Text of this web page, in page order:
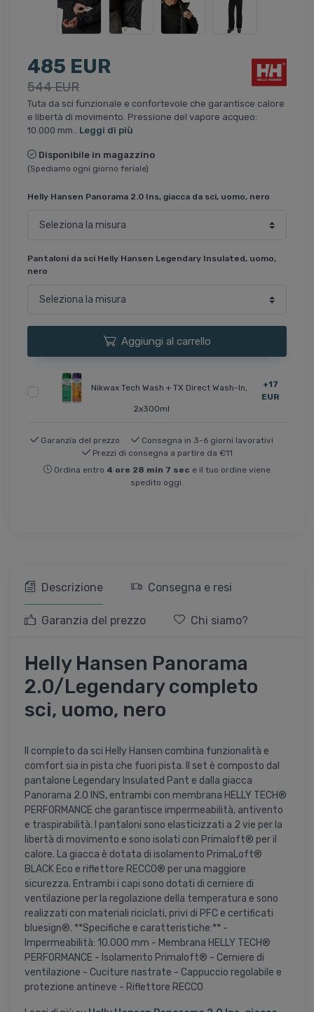
485 EUR
544 EUR
Tuta da sci funzionale e confortevole che garantisce calore
e libertà di movimento. Pressione del vapore acqueo:
10.000 mm.. Leggi di più
Disponibile in magazzino
(Spediamo ogni giorno feriale)
Helly Hansen Panorama 2.0 Ins, giacca da sci, uomo, nero
Pantaloni da sci Helly Hansen Legendary Insulated, uomo,
nero
Aggiungi al carrello
Nikwax Tech Wash + TX Direct Wash-In,
2x300ml
+17
EUR
Garanzia del prezzo
Consegna in 3-6 giorni lavorativi
Prezzi di consegna a partire da €11
Ordina entro 4 ore 28 min 7 sec e il tuo ordine viene
spedito oggi.
Descrizione Consegna e resi
Garanzia del prezzo Chi siamo?
Helly Hansen Panorama
2.0/Legendary completo
sci, uomo, nero
Il completo da sci Helly Hansen combina funzionalità e
comfort sia in pista che fuori pista. Il set è composto dal
pantalone Legendary Insulated Pant e dalla giacca
Panorama 2.0 INS, entrambi con membrana HELLY TECH®
PERFORMANCE che garantisce impermeabilità, antivento
e traspirabilità. I pantaloni sono elasticizzati a 2 vie per la
libertà di movimento e sono isolati con Primaloft® per il
calore. La giacca è dotata di isolamento PrimaLoft®
BLACK Eco e riflettore RECCO® per una maggiore
sicurezza. Entrambi i capi sono dotati di cerniere di
ventilazione per la regolazione della temperatura e sono
realizzati con materiali riciclati, privi di PFC e certificati
bluesign®. **Specifiche e caratteristiche:** -
Impermeabilità: 10.000 mm - Membrana HELLY TECH®
PERFORMANCE - Isolamento Primaloft® - Cerniere di
ventilazione - Cuciture nastrate - Cappuccio regolabile e
protezione antineve - Riflettore RECCO